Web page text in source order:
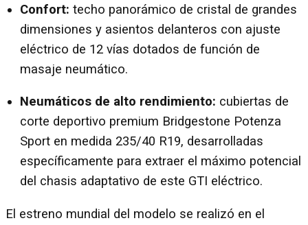
Confort: techo panorámico de cristal de grandes
dimensiones y asientos delanteros con ajuste
eléctrico de 12 vías dotados de función de
masaje neumático.
Neumáticos de alto rendimiento: cubiertas de
corte deportivo premium Bridgestone Potenza
Sport en medida 235/40 R19, desarrolladas
específicamente para extraer el máximo potencial
del chasis adaptativo de este GTI eléctrico.
El estreno mundial del modelo se realizó en el